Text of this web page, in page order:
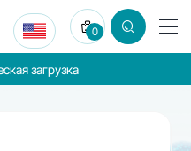
0
загрузка